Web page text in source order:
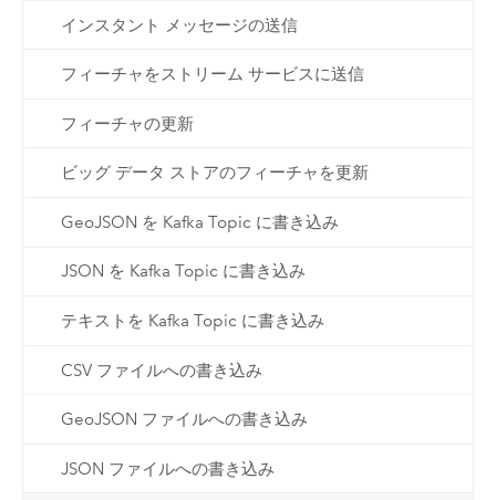
インスタント メッセージの送信
フィーチャをストリーム サービスに送信
フィーチャの更新
ビッグ データ ストアのフィーチャを更新
GeoJSON を Kafka Topic に書き込み
JSON を Kafka Topic に書き込み
テキストを Kafka Topic に書き込み
CSV ファイルへの書き込み
GeoJSON ファイルへの書き込み
JSON ファイルへの書き込み